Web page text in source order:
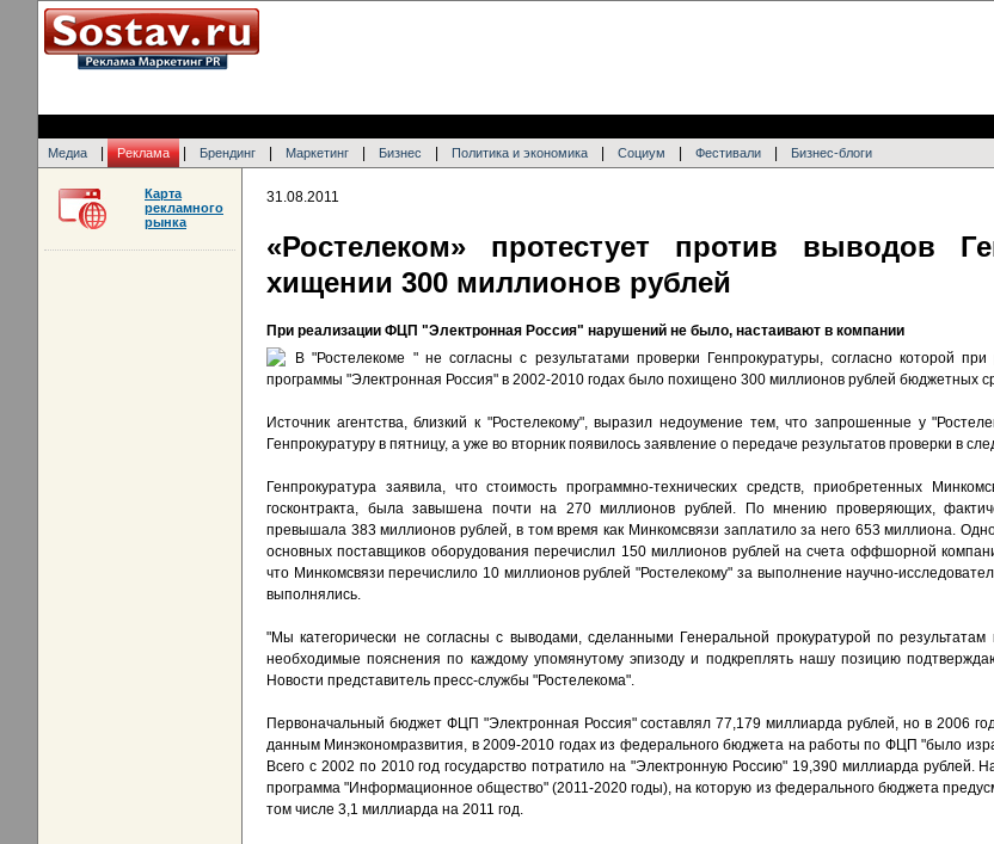
Медиа Реклама Брендинг Маркетинг Бизнес Политика и экономика Социум Фестивали Бизнес-блоги
31.08.2011
«Ростелеком» протестует против выводов
хищении 300 миллионов рублей
При реализации ФЦП "Электронная Россия" нарушений не было, настаивают в компании
В "Ростелекоме " не согласны с результатами проверки Генпрокуратуры, согласно которой
программы "Электронная Россия" в 2002-2010 годах было похищено 300 миллионов рублей бюджетных
Источник агентства, близкий к "Ростелекому", выразил недоумение тем, что запрошенные у
Генпрокуратуру в пятницу, а уже во вторник появилось заявление о передаче результатов проверки в
Генпрокуратура заявила, что стоимость программно-технических средств, приобретенных
госконтракта, была завышена почти на 270 миллионов рублей. По мнению проверяющих,
превышала 383 миллионов рублей, в том время как Минкомсвязи заплатило за него 653 миллиона.
основных поставщиков оборудования перечислил 150 миллионов рублей на счета оффшорной
что Минкомсвязи перечислило 10 миллионов рублей "Ростелекому" за выполнение научно-
выполнялись.
"Мы категорически не согласны с выводами, сделанными Генеральной прокуратурой по результатам
необходимые пояснения по каждому упомянутому эпизоду и подкреплять нашу позицию
Новости представитель пресс-службы "Ростелекома".
Первоначальный бюджет ФЦП "Электронная Россия" составлял 77,179 миллиарда рублей, но в 2006
данным Минэкономразвития, в 2009-2010 годах из федерального бюджета на работы по ФЦП "было
Всего с 2002 по 2010 год государство потратило на "Электронную Россию" 19,390 миллиарда рублей.
программа "Информационное общество" (2011-2020 годы), на которую из федерального бюджета
том числе 3,1 миллиарда на 2011 год.
Карта
рекламного
рынка